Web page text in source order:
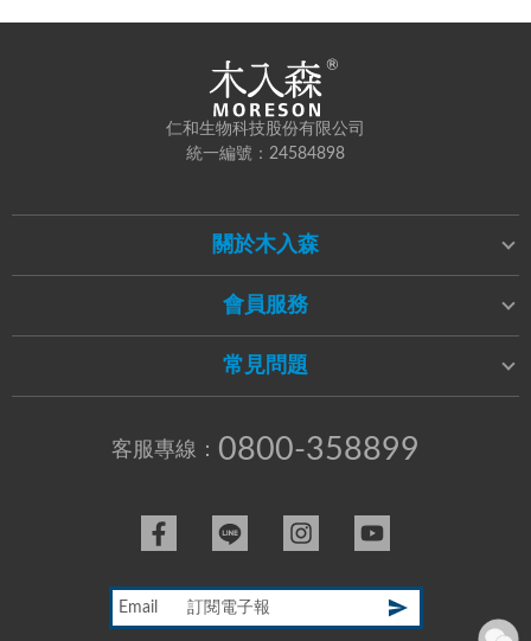
仁和生物科技股份有限公司
統一編號：24584898
關於木入森
會員服務
常見問題
客服專線： 0800-358899
Email